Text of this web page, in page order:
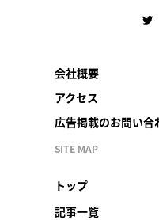
会社概要
アクセス
広告掲載のお問い合
SITE MAP
トップ
記事一覧